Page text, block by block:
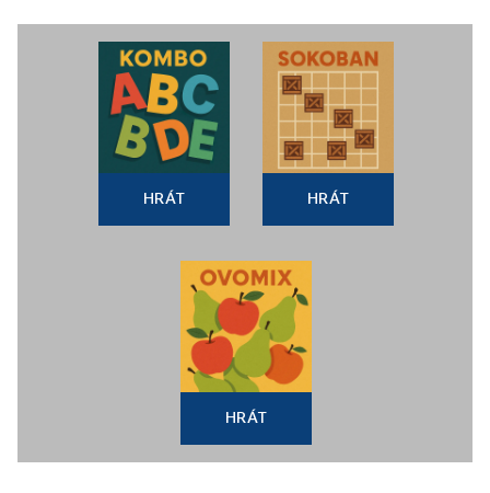
HRÁT HRÁT
HRÁT